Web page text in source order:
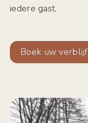
iedere gast.
Boek uw verblijf